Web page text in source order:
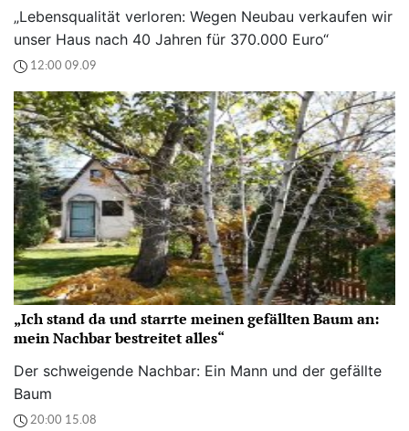
„Lebensqualität verloren: Wegen Neubau verkaufen wir
unser Haus nach 40 Jahren für 370.000 Euro“
12:00 09.09
„Ich stand da und starrte meinen gefällten Baum an:
mein Nachbar bestreitet alles“
Der schweigende Nachbar: Ein Mann und der gefällte
Baum
20:00 15.08